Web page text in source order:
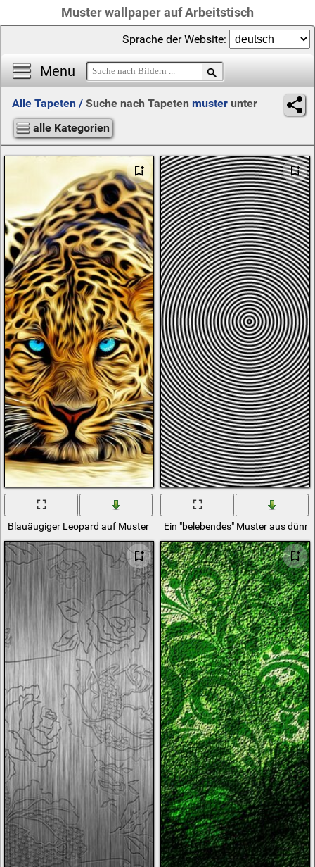
Muster wallpaper auf Arbeitstisch
Menu
Sprache der Website:
Alle Tapeten / Suche nach Tapeten muster unter
alle Kategorien
Blauäugiger Leopard auf Muster Ein "belebendes" Muster aus